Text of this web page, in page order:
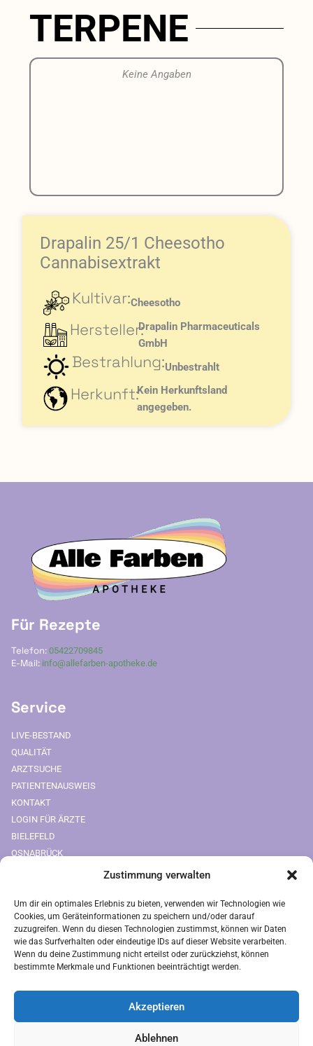
Zustimmung verwalten
Um dir ein optimales Erlebnis zu bieten, verwenden wir Technologien wie
Cookies, um Geräteinformationen zu speichern und/oder darauf
zuzugreifen. Wenn du diesen Technologien zustimmst, können wir Daten
wie das Surfverhalten oder eindeutige IDs auf dieser Website verarbeiten.
Wenn du deine Zustimmung nicht erteilst oder zurückziehst, können
bestimmte Merkmale und Funktionen beeinträchtigt werden.
Akzeptieren
Ablehnen
TERPENE
Keine Angaben
Drapalin 25/1 Cheesotho
Cannabisextrakt
Kultivar:Cheesotho
Hersteller:Drapalin Pharmaceuticals
GmbH
Bestrahlung:Unbestrahlt
Herkunft:Kein Herkunftsland
angegeben.
Für Rezepte
Telefon: 05422709845
E-Mail: info@allefarben-apotheke.de
Service
LIVE-BESTAND
QUALITÄT
ARZTSUCHE
PATIENTENAUSWEIS
KONTAKT
LOGIN FÜR ÄRZTE
BIELEFELD
OSNABRÜCK
FREIUMSCHLAG AUSDRUCKEN
Rechtliches
AGB
VERSANDARTEN